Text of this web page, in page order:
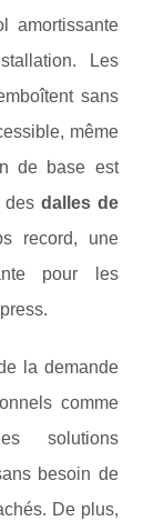
amortissante
Les
sans
même
de base est
des dalles de
record, une
pour les
la demande
comme
solutions
besoin de
De plus,